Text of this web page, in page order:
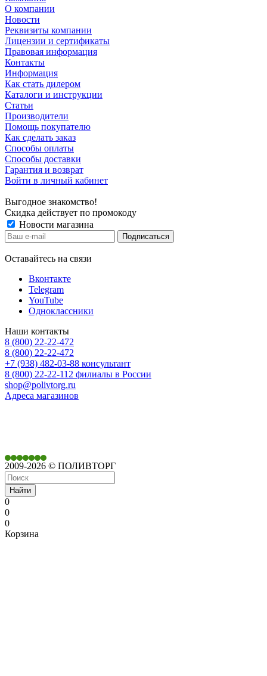
О компании
Новости
Реквизиты компании
Лицензии и сертификаты
Правовая информация
Контакты
Информация
Как стать дилером
Каталоги и инструкции
Статьи
Производители
Помощь покупателю
Как сделать заказ
Способы оплаты
Способы доставки
Гарантия и возврат
Войти в личный кабинет
Выгодное знакомство!
Скидка действует по промокоду
Новости магазина
Оставайтесь на связи
Вконтакте
Telegram
YouTube
Одноклассники
Наши контакты
8 (800) 22-22-472
8 (800) 22-22-472
+7 (938) 482-03-88 консультант
8 (800) 22-22-112 филиалы в России
shop@polivtorg.ru
Адреса магазинов
2009-2026 © ПОЛИВТОРГ
Найти
0
0
0
Корзина